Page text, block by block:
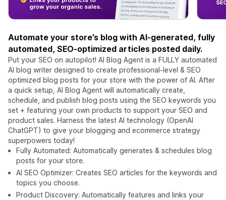
Automate your store’s blog with AI-generated, fully
automated, SEO-optimized articles posted daily.
Put your SEO on autopilot! AI Blog Agent is a FULLY automated
AI blog writer designed to create professional-level & SEO
optimized blog posts for your store with the power of AI. After
a quick setup, AI Blog Agent will automatically create,
schedule, and publish blog posts using the SEO keywords you
set + featuring your own products to support your SEO and
product sales. Harness the latest AI technology (OpenAI
ChatGPT) to give your blogging and ecommerce strategy
superpowers today!
Fully Automated: Automatically generates & schedules blog
posts for your store.
AI SEO Optimizer: Creates SEO articles for the keywords and
topics you choose.
Product Discovery: Automatically features and links your